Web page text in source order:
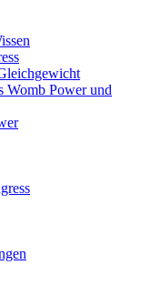
Womb Power und